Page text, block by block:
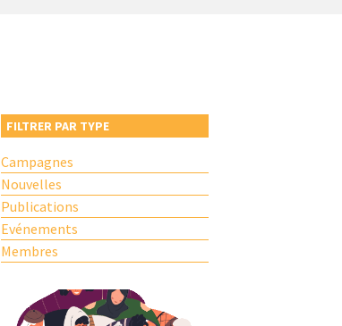
FILTRER PAR TYPE
Campagnes
Nouvelles
Publications
Evénements
Membres